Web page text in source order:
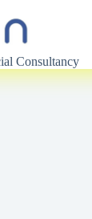
Consultancy